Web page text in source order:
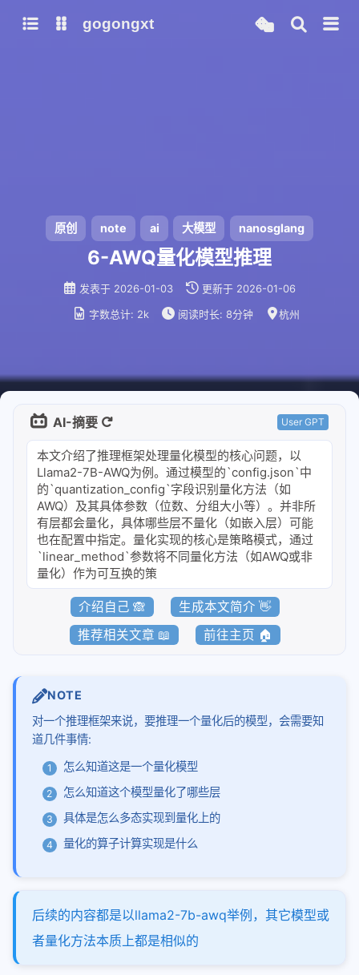
gogongxt
原创 note ai 大模型 nanosglang
6-AWQ量化模型推理
发表于 2026-01-03 更新于 2026-01-06
字数总计: 2k 阅读时长: 8分钟 杭州
AI-摘要 User GPT
本文介绍了推理框架处理量化模型的核心问题，以
Llama2-7B-AWQ为例。通过模型的`config.json`中
的`quantization_config`字段识别量化方法（如
AWQ）及其具体参数（位数、分组大小等）。并非所
有层都会量化，具体哪些层不量化（如嵌入层）可能
也在配置中指定。量化实现的核心是策略模式，通过
`linear_method`参数将不同量化方法（如AWQ或非
量化）作为可互换的策
介绍自己 🙈
生成本文简介 👋
推荐相关文章 📖
前往主页 🏠
NOTE
对一个推理框架来说，要推理一个量化后的模型，会需要知
道几件事情:
怎么知道这是一个量化模型
怎么知道这个模型量化了哪些层
具体是怎么多态实现到量化上的
量化的算子计算实现是什么
后续的内容都是以llama2-7b-awq举例，其它模型或
者量化方法本质上都是相似的
models
mamba-radix-cache-extra-buffer
qwen3-next结构和推理代码
1-从进程和端口开始看架构
2-流式响应架构
3-router调度请求进行推理
4-sglang中的内存池
5-chunked-prefill
6-AWQ量化模型推理
7-AWQ算子
8-多模态模型加载和适配
2-qwen3-next支持piecewisegraph
sglang
router